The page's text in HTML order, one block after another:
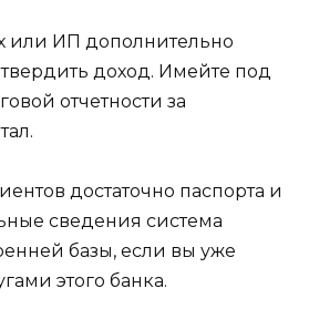
или ИП дополнительно
доход. Имейте под
отчетности за
достаточно паспорта и
сведения система
базы, если вы уже
этого банка.